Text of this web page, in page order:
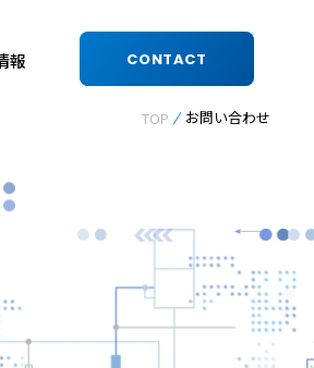
報 CONTACT
TOP お問い合わせ